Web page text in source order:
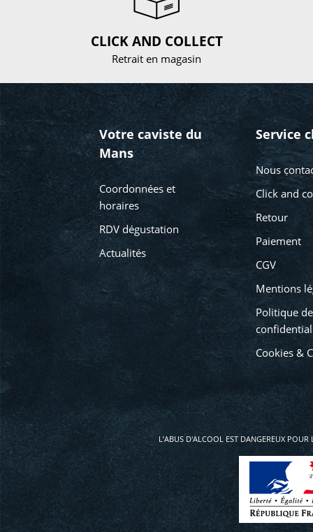
CLICK AND COLLECT
Retrait en magasin
Votre caviste du
Mans
Coordonnées et
horaires
RDV dégustation
Actualités
Service
Nous
Click and
Retour
Paiement
CGV
Mentions
Politique de
Cookies &
L’ABUS D'ALCOOL EST DANGEREUX